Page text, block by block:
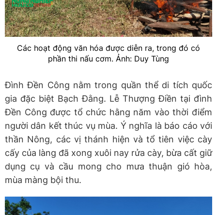
Các hoạt động văn hóa được diễn ra, trong đó có
phần thi nấu cơm. Ảnh: Duy Tùng
Đình Đền Công nằm trong quần thể di tích quốc
gia đặc biệt Bạch Đằng. Lễ Thượng Điền tại đình
Đền Công được tổ chức hằng năm vào thời điểm
người dân kết thúc vụ mùa. Ý nghĩa là báo cáo với
thần Nông, các vị thánh hiện và tổ tiên việc cày
cấy của làng đã xong xuôi nay rửa cày, bừa cất giữ
dụng cụ và cầu mong cho mưa thuận gió hòa,
mùa màng bội thu.